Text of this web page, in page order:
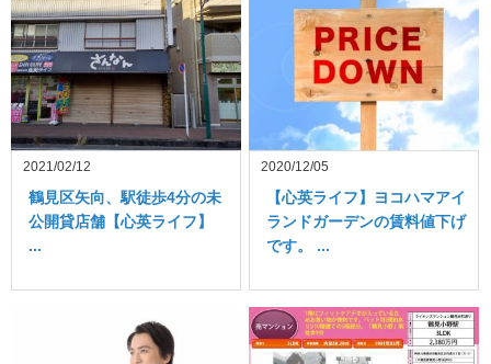
2021/02/12
鶴見区矢向、駅徒歩4分の未
公開貸店舗【心英ライフ】
...
2020/12/05
【心英ライフ】ヨコハマアイ
ランドガーデンの賃料値下げ
です。 ...